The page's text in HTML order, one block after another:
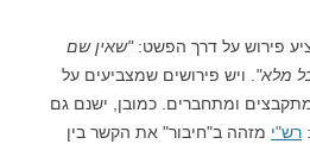
פירוש על דרך הפשט:"שאין שם
מלא" . ויש פירושים שמצביעים על
ומתחברים. כמובן, ישנם גם
רש"י מזהה ב"חיבור" את הקשר בין